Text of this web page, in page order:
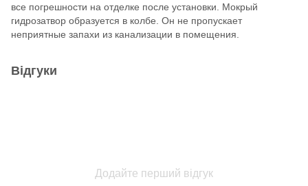
все погрешности на отделке после установки. Мокрый
гидрозатвор образуется в колбе. Он не пропускает
неприятные запахи из канализации в помещения.
Відгуки
Додайте перший відгук